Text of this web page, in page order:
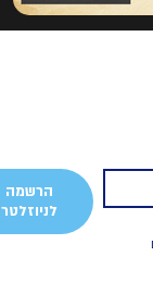
הרשמה
לניוזלטר